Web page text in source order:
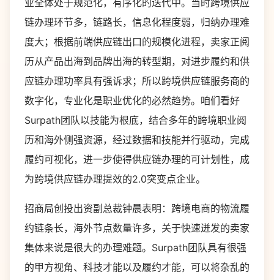
业全体处于规范化，有序化的迭代中。当时跨境供应
链办理环节多，链路长，信息化程度弱，归纳办理难
度大；根据前端供应链出口的规模化进程，卖家正阅
历从产品出海到品牌出海的转型期，对进步履约和供
应链办理功率具有强诉求；所以跨境供应链服务商的
数字化，专业化是职业优化的必然趋势。咱们看好
Surpath团队以技能为根底，结合多年的跨境职业阅
历和海外侧强资源，经过数据和技能并行驱动，完成
履约可视化，进一步使得供应链办理的可计划性，成
为跨境供应链办理提效的2.0突变点企业。
招商局创投出资副总裁钟晨表明：跨境电商的物流履
约链条长，海外节点数量许多，关于快速迸发的卖家
集体来说是很大的办理难题。Surpath团队具有很强
的甲方视角、科技才能以及履约才能，可以将杂乱的